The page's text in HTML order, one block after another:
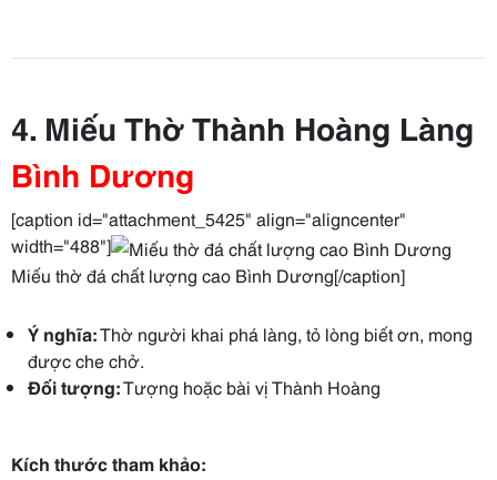
4. Miếu Thờ Thành Hoàng Làng
Bình Dương
[caption id="attachment_5425" align="aligncenter"
width="488"]
Miếu thờ đá chất lượng cao Bình Dương[/caption]
Ý nghĩa:Thờ người khai phá làng, tỏ lòng biết ơn, mong
được che chở.
Đối tượng:Tượng hoặc bài vị Thành Hoàng
Kích thước tham khảo: